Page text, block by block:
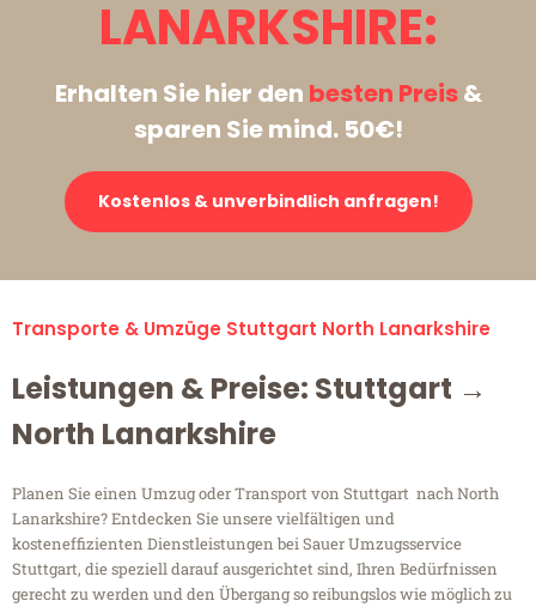
LANARKSHIRE:
Erhalten Sie hier den besten Preis&
sparen Sie mind. 50€!
Kostenlos & unverbindlich anfragen!
Transporte & Umzüge Stuttgart North Lanarkshire
Leistungen & Preise: Stuttgart →
North Lanarkshire
Planen Sie einen Umzug oder Transport von Stuttgart nach North
Lanarkshire? Entdecken Sie unsere vielfältigen und
kosteneffizienten Dienstleistungen bei Sauer Umzugsservice
Stuttgart, die speziell darauf ausgerichtet sind, Ihren Bedürfnissen
gerecht zu werden und den Übergang so reibungslos wie möglich zu